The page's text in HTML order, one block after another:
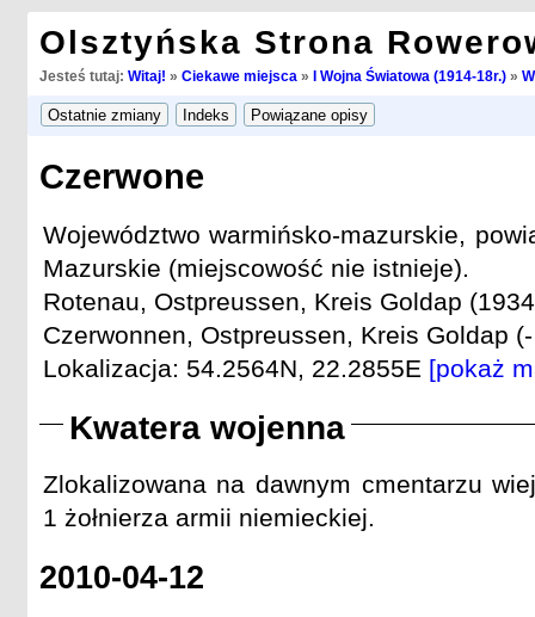
Olsztyńska Strona
Jesteś tutaj: Witaj! » Ciekawe miejsca » I Wojna Światowa (1914-18r.)»
Czerwone
Województwo warmińsko-mazurskie,
Mazurskie (miejscowość nie istnieje).
Rotenau, Ostpreussen, Kreis Goldap
Czerwonnen, Ostpreussen, Kreis Goldap
Lokalizacja: 54.2564N, 22.2855E [pokaż
Kwatera wojenna
Zlokalizowana na dawnym cmentarzu
1 żołnierza armii niemieckiej.
2010-04-12